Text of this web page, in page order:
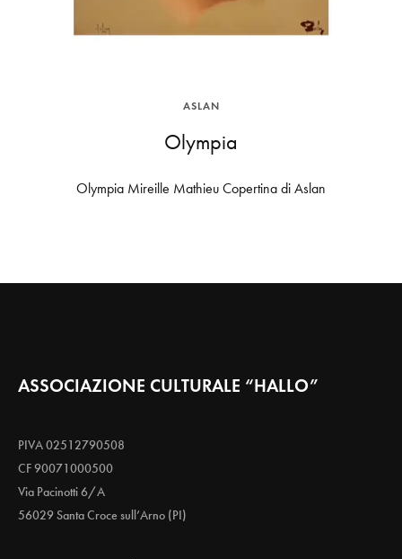
ASLAN
Olympia
Olympia Mireille Mathieu Copertina di Aslan
ASSOCIAZIONE CULTURALE “HALLO”
PIVA 02512790508
CF 90071000500
Via Pacinotti 6/A
56029 Santa Croce sull’Arno (PI)